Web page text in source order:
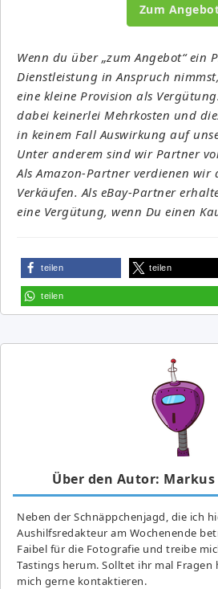
Zum
Wenn du über „zum Angebot“ ein
Dienstleistung in Anspruch
eine kleine Provision als
dabei keinerlei Mehrkosten und
in keinem Fall Auswirkung auf
Unter anderem sind wir Partner
Als Amazon-Partner verdienen
Verkäufen. Als eBay-Partner
eine Vergütung, wenn Du einen
teilen teilen
teilen
Über den Autor:
Neben der Schnäppchenjagd, die ich
Aushilfsredakteur am Wochenende
Faibel für die Fotografie und treibe
Tastings herum. Solltet ihr mal
mich gerne kontaktieren.